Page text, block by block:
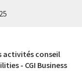
activités conseil
- CGI Business